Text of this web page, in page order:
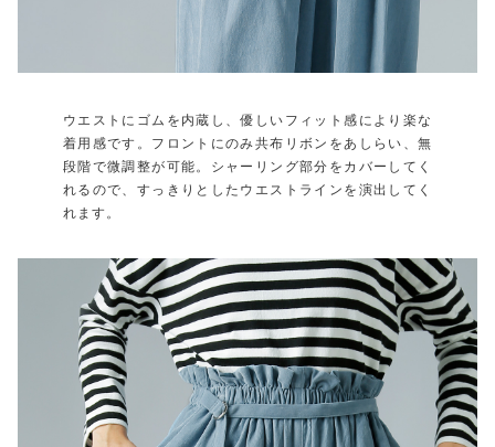
ウエストにゴムを内蔵し、優しいフィット感により楽な
着用感です。フロントにのみ共布リボンをあしらい、無
段階で微調整が可能。シャーリング部分をカバーしてく
れるので、すっきりとしたウエストラインを演出してく
れます。